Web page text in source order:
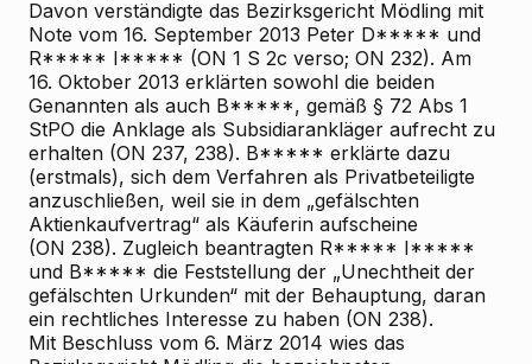
Davon verständigte das Bezirksgericht Mödling mit
Note vom 16. September 2013 Peter D***** und
R***** I***** (ON 1 S 2c verso; ON 232). Am
16. Oktober 2013 erklärten sowohl die beiden
Genannten als auch B*****, gemäß § 72 Abs 1
StPO die Anklage als Subsidiarankläger aufrecht zu
erhalten (ON 237, 238). B***** erklärte dazu
(erstmals), sich dem Verfahren als Privatbeteiligte
anzuschließen, weil sie in dem „gefälschten
Aktienkaufvertrag“ als Käuferin aufscheine
(ON 238). Zugleich beantragten R***** I*****
und B***** die Feststellung der „Unechtheit der
gefälschten Urkunden“ mit der Behauptung, daran
ein rechtliches Interesse zu haben (ON 238).
Mit Beschluss vom 6. März 2014 wies das